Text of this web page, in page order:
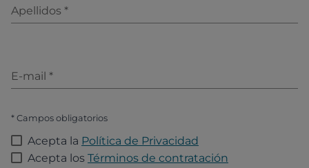
Apellidos *
E-mail *
* Campos obligatorios
Acepta la Política de Privacidad
Acepta los Términos de contratación